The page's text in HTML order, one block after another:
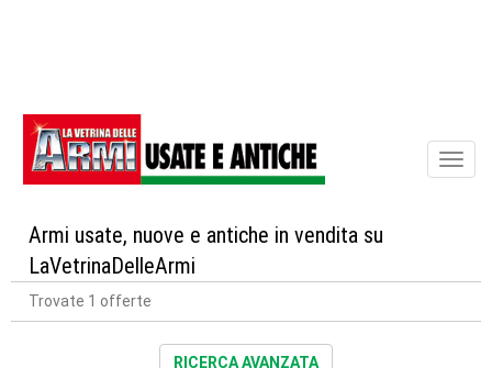
Armi usate, nuove e antiche in vendita su
LaVetrinaDelleArmi
Trovate 1 offerte
RICERCA AVANZATA